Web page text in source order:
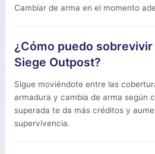
Cambiar de arma en el momento
¿Cómo puedo
Siege Outpost?
Sigue moviéndote entre las
armadura y cambia de arma según
superada te da más créditos y
supervivencia.